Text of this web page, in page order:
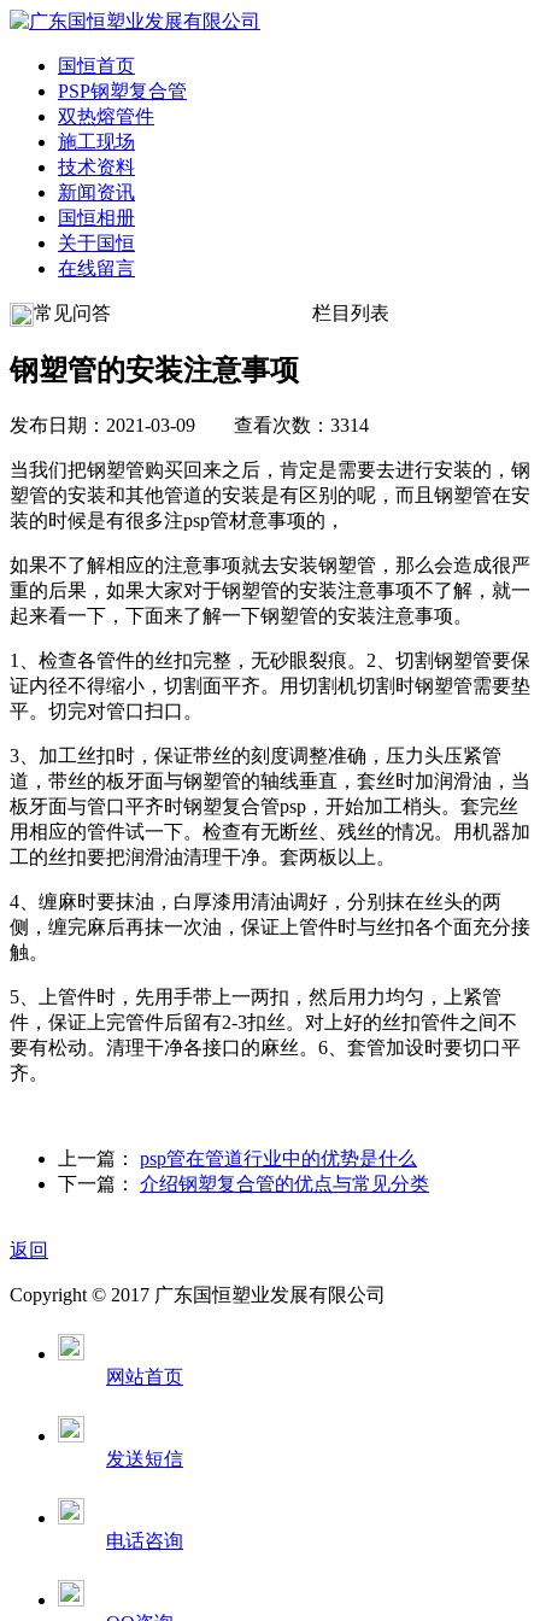
国恒首页
PSP钢塑复合管
双热熔管件
施工现场
技术资料
新闻资讯
国恒相册
关于国恒
在线留言
常见问答 栏目列表
钢塑管的安装注意事项
发布日期：2021-03-09 查看次数：3314
当我们把钢塑管购买回来之后，肯定是需要去进行安装的，钢
塑管的安装和其他管道的安装是有区别的呢，而且钢塑管在安
装的时候是有很多注psp管材意事项的，
如果不了解相应的注意事项就去安装钢塑管，那么会造成很严
重的后果，如果大家对于钢塑管的安装注意事项不了解，就一
起来看一下，下面来了解一下钢塑管的安装注意事项。
1、检查各管件的丝扣完整，无砂眼裂痕。2、切割钢塑管要保
证内径不得缩小，切割面平齐。用切割机切割时钢塑管需要垫
平。切完对管口扫口。
3、加工丝扣时，保证带丝的刻度调整准确，压力头压紧管
道，带丝的板牙面与钢塑管的轴线垂直，套丝时加润滑油，当
板牙面与管口平齐时钢塑复合管psp，开始加工梢头。套完丝
用相应的管件试一下。检查有无断丝、残丝的情况。用机器加
工的丝扣要把润滑油清理干净。套两板以上。
4、缠麻时要抹油，白厚漆用清油调好，分别抹在丝头的两
侧，缠完麻后再抹一次油，保证上管件时与丝扣各个面充分接
触。
5、上管件时，先用手带上一两扣，然后用力均匀，上紧管
件，保证上完管件后留有2-3扣丝。对上好的丝扣管件之间不
要有松动。清理干净各接口的麻丝。6、套管加设时要切口平
齐。
上一篇： psp管在管道行业中的优势是什么
下一篇： 介绍钢塑复合管的优点与常见分类
返回
Copyright © 2017 广东国恒塑业发展有限公司
网站首页
发送短信
电话咨询